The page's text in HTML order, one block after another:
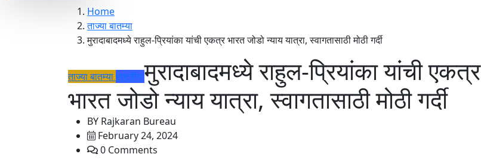
Home
ताज्या बातम्या
मुरादाबादमध्ये राहुल-प्रियांका यांची एकत्र भारत जोडो न्याय यात्रा, स्वागतासाठी मोठी गर्दी
ताज्या बातम्याराष्ट्रीयमुरादाबादमध्ये राहुल-प्रियांका यांची एकत्र
भारत जोडो न्याय यात्रा, स्वागतासाठी मोठी गर्दी
BY Rajkaran Bureau
February 24, 2024
0 Comments